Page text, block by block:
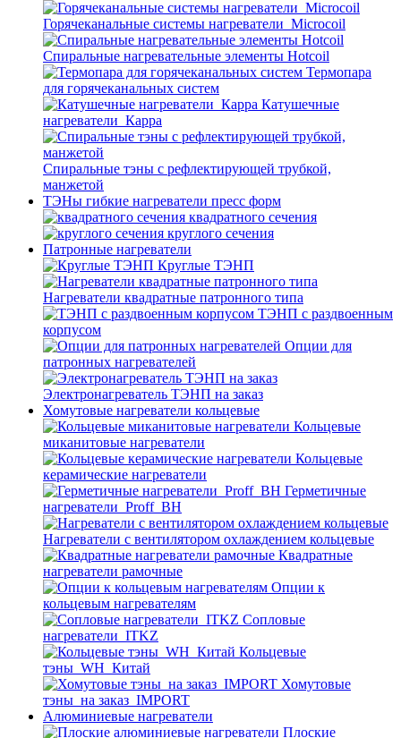
Горячеканальные системы нагреватели_Microcoil
Спиральные нагревательные элементы Hotcoil
Термопара
для горячеканальных систем
Катушечные
нагреватели_Карра
Спиральные тэны с рефлектирующей трубкой,
манжетой
ТЭНы гибкие нагреватели пресс форм
квадратного сечения
круглого сечения
Патронные нагреватели
Круглые ТЭНП
Нагреватели квадратные патронного типа
ТЭНП с раздвоенным
корпусом
Опции для
патронных нагревателей
Электронагреватель ТЭНП на заказ
Хомутовые нагреватели кольцевые
Кольцевые
миканитовые нагреватели
Кольцевые
керамические нагреватели
Герметичные
нагреватели_Proff_BH
Нагреватели с вентилятором охлаждением кольцевые
Квадратные
нагреватели рамочные
Опции к
кольцевым нагревателям
Cопловые
нагреватели_ITKZ
Кольцевые
тэны_WH_Китай
Хомутовые
тэны_на заказ_IMPORT
Алюминиевые нагреватели
Плоские